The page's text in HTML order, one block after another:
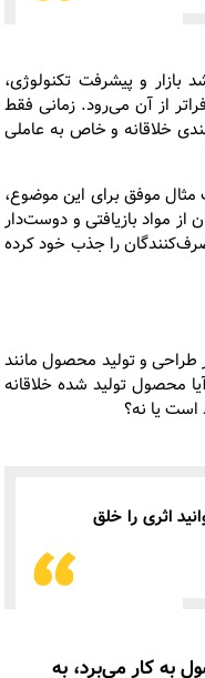
و پیشرفت تکنولوژی،
از آن می‌رود. زمانی فقط
خلاقانه و خاص به عاملی
مثال موفق برای این موضوع،
مواد بازیافتی و دوست‌دار
را جذب خود کرده
طراحی و تولید محصول مانند
محصول تولید شده خلاقانه
است یا نه؟
اثری را خلق
به کار می‌برد، به